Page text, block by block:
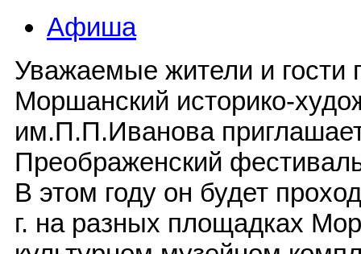
Афиша
Уважаемые жители и гости
Моршанский историко-
им.П.П.Иванова
Преображенский
В этом году он будет
г. на разных площадках